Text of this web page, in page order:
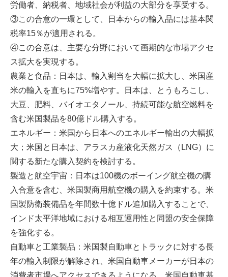
労働者、納税者、地域社会が利益の大部分を享受する。
③この合意の一環として、日本からの輸入品には基本関
税率15％が適用される。
④この合意は、主要な分野において画期的な市場アクセ
ス拡大を実現する。
農業と食品：日本は、輸入割当を大幅に拡大し、米国産
米の輸入を直ちに75%増やす。日本は、とうもろこし、
大豆、肥料、バイオエタノール、持続可能な航空燃料を
含む米国製品を80億ドル購入する。
エネルギー：米国から日本へのエネルギー輸出の大幅拡
大；米国と日本は、アラスカ産液化天然ガス（LNG）に
関する新たな購入契約を検討する。
製造と航空宇宙：日本は100機のボーイング航空機の購
入合意を含む、米国製商用航空機の購入を約束する。米
国製防衛装備品を年間数十億ドル追加購入することで、
インド太平洋地域における相互運用性と同盟の安全保障
を強化する。
自動車と工業製品：米国製自動車とトラックに対する長
年の輸入制限が解除され、米国自動車メーカーが日本の
消費者市場へアクセスできるようになる。米国自動車基